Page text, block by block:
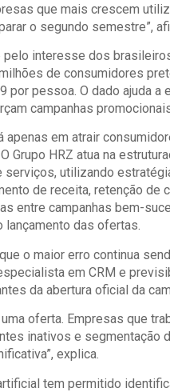
que mais crescem
o segundo semestre”,
interesse dos
de consumidores
por pessoa. O dado ajuda
campanhas
em atrair
Grupo HRZ atua na
utilizando
de receita, retenção
entre campanhas bem-
lançamento das ofertas.
o maior erro continua
em CRM e
da abertura oficial da
oferta. Empresas que
inativos e segmentação
explica.
tem permitido